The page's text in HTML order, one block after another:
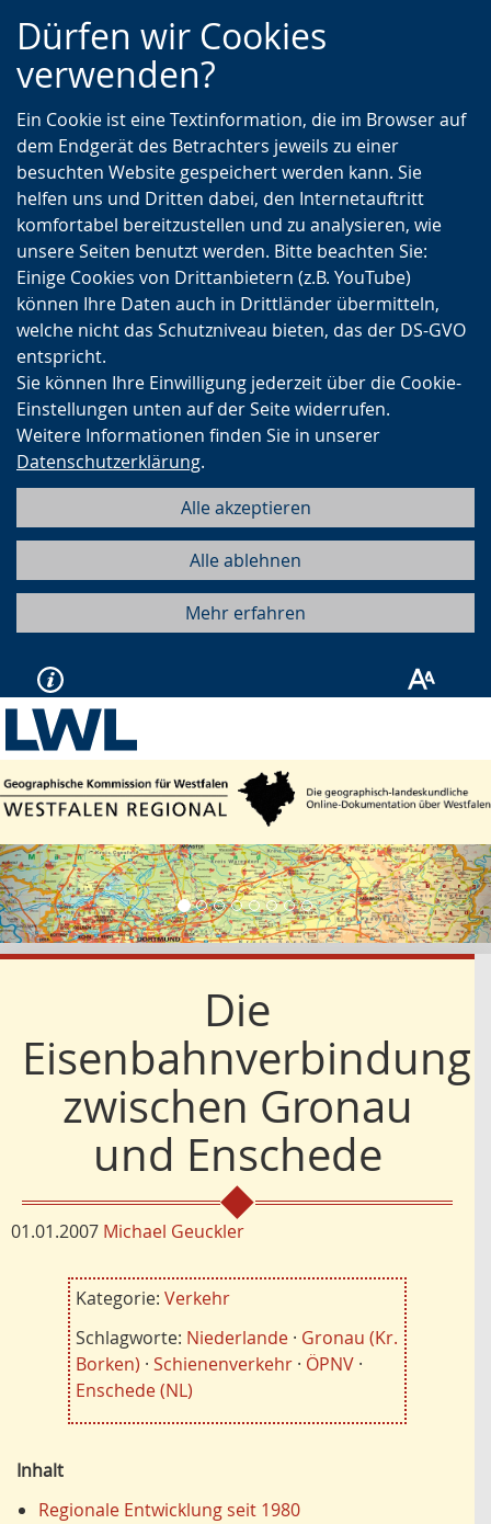
Zur
Hauptnavigation
Zur
Seitennavigation
Zum
Inhalt
Dürfen wir Cookies
verwenden?
Ein Cookie ist eine Textinformation, die im Browser auf
dem Endgerät des Betrachters jeweils zu einer
besuchten Website gespeichert werden kann. Sie
helfen uns und Dritten dabei, den Internetauftritt
komfortabel bereitzustellen und zu analysieren, wie
unsere Seiten benutzt werden. Bitte beachten Sie:
Einige Cookies von Drittanbietern (z.B. YouTube)
können Ihre Daten auch in Drittländer übermitteln,
welche nicht das Schutzniveau bieten, das der DS-GVO
entspricht.
Sie können Ihre Einwilligung jederzeit über die Cookie-
Einstellungen unten auf der Seite widerrufen.
Weitere Informationen finden Sie in unserer
Datenschutzerklärung.
Alle akzeptieren
Alle ablehnen
Mehr erfahren
Vorherige
Die
Eisenbahnverbindung
zwischen Gronau
und Enschede
01.01.2007 Michael Geuckler
Kategorie: Verkehr
Schlagworte: Niederlande· Gronau (Kr.
Borken) · Schienenverkehr· ÖPNV·
Enschede (NL)
Inhalt
Regionale Entwicklung seit 1980